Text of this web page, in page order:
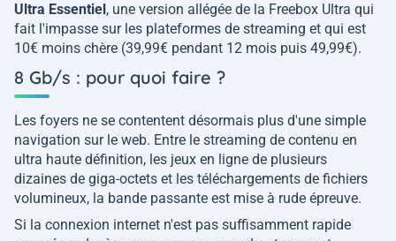
Ultra Essentiel , une version allégée de la Freebox Ultra qui
fait l'impasse sur les plateformes de streaming et qui est
10€ moins chère (39,99€ pendant 12 mois puis 49,99€).
8 Gb/s : pour quoi faire ?
Les foyers ne se contentent désormais plus d'une simple
navigation sur le web. Entre le streaming de contenu en
ultra haute définition, les jeux en ligne de plusieurs
dizaines de giga-octets et les téléchargements de fichiers
volumineux, la bande passante est mise à rude épreuve.
Si la connexion internet n'est pas suffisamment rapide